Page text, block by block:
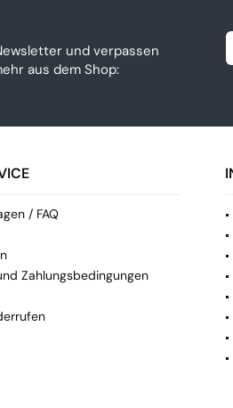
und verpassen
aus dem Shop:
/ FAQ
Zahlungsbedingungen